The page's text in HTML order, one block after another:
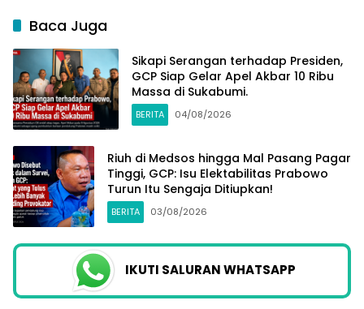
Baca Juga
Sikapi Serangan terhadap Presiden,
GCP Siap Gelar Apel Akbar 10 Ribu
Massa di Sukabumi.
BERITA 04/08/2026
Riuh di Medsos hingga Mal Pasang Pagar
Tinggi, GCP: Isu Elektabilitas Prabowo
Turun Itu Sengaja Ditiupkan!
BERITA 03/08/2026
IKUTI SALURAN WHATSAPP